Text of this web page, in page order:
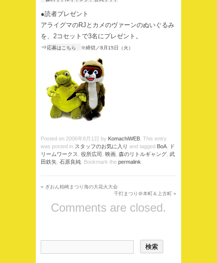
●読者プレゼント
アライグマのRJとカメのヴァーンのぬいぐるみ
を、2コセットで3名にプレゼント。
⇒応募はこちら ※締切／8月15日（火）
Posted on 2006年8月1日 by KomachiWEB . This entry
was posted in スタッフのお気に入り and tagged BoA
ド
リームワークス
役所広司 映画 森のリトルギャング 武
田鉄矢 石原良純 . Bookmark the permalink
« ぎおん柏崎まつり海の大花火大会
千灯まつり＠本町＆上古町 »
Comments are closed.